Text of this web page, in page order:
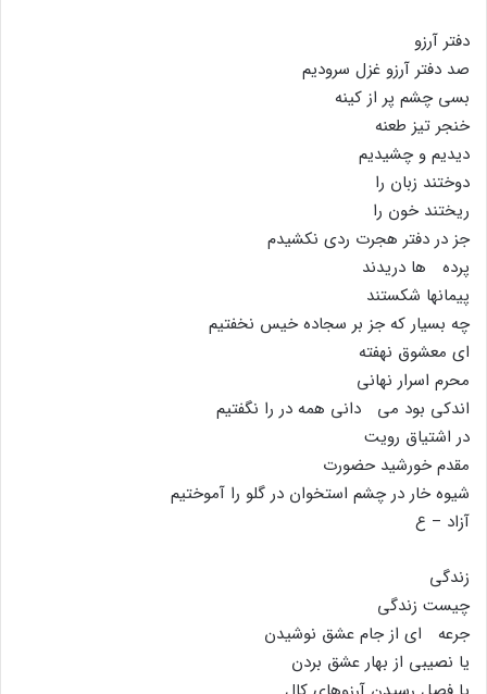
دفتر آرزو
صد دفتر آرزو غزل سرودیم
بسى چشم پر از کینه
خنجر تیز طعنه
دیدیم و چشیدیم
دوختند زبان را
ریختند خون را
جز در دفتر هجرت ردى نکشیدم
پرده ها دریدند
پیمانها شکستند
چه بسیار که جز بر سجاده خیس نخفتیم
اى معشوق نهفته
محرم اسرار نهانى
اندکى بود مى دانى همه در را نگفتیم
در اشتیاق رویت
مقدم خورشید حضورت
شیوه خار در چشم استخوان در گلو را آموختیم
آزاد – ع
زندگى
چیست زندگى
جرعه اى از جام عشق نوشیدن
یا نصیبى از بهار عشق بردن